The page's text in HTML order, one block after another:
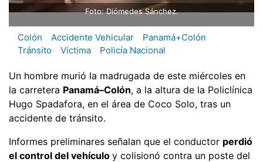
Foto: Diómedes Sánchez.
Colón Accidente Vehicular
Panamá+Colón
Tránsito
Víctima Policía Nacional
Un hombre murió la madrugada de este miércoles en
la carretera Panamá–Colón, a la altura de la Policlínica
Hugo Spadafora, en el área de Coco Solo, tras un
accidente de tránsito.
Informes preliminares señalan que el conductor perdió
el control del vehículo y colisionó contra un poste del